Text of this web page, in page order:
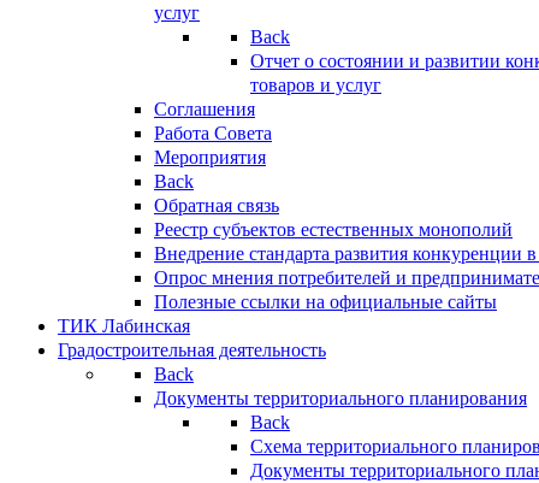
услуг
Back
Отчет о состоянии и развитии
товаров и услуг
Соглашения
Работа Совета
Мероприятия
Back
Обратная связь
Реестр субъектов естественных монополий
Внедрение стандарта развития конкуренции
Опрос мнения потребителей и
Полезные ссылки на официальные сайты
ТИК Лабинская
Градостроительная деятельность
Back
Документы территориального планирования
Back
Схема территориального
Документы территориального